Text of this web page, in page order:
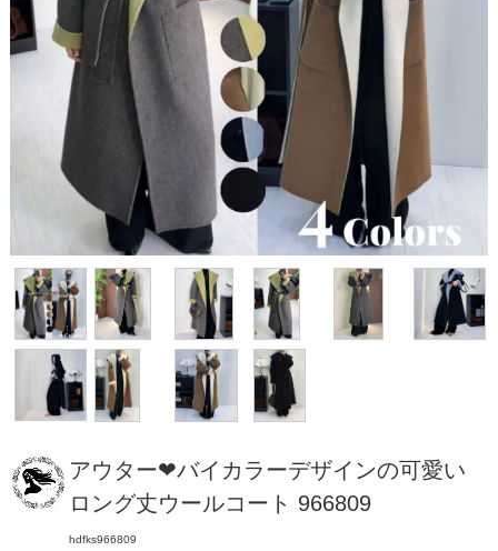
アウター❤バイカラーデザインの可愛い
ロング丈ウールコート 966809
hdfks966809